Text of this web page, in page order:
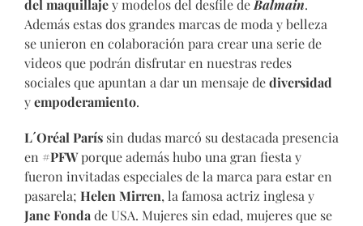
del maquillajey modelos del desfile de Balmain.
Además estas dos grandes marcas de moda y belleza
se unieron en colaboración para crear una serie de
videos que podrán disfrutar en nuestras redes
sociales que apuntan a dar un mensaje dediversidad
yempoderamiento.
L´Oréal París sin dudas marcó su destacada presencia
en #PFWporque además hubo una gran fiesta y
fueron invitadas especiales de la marca para estar en
pasarela; Helen Mirren, la famosa actriz inglesa y
Jane Fonda de USA. Mujeres sin edad, mujeres que se